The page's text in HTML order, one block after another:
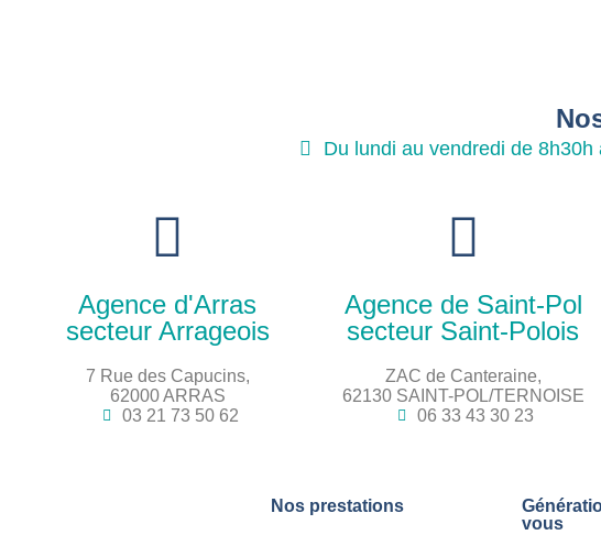
Du lundi au vendredi de 8h30h
Agence d'Arras
secteur Arrageois
7 Rue des Capucins,
62000 ARRAS
03 21 73 50 62
Agence de Saint-Pol
secteur Saint-Polois
ZAC de Canteraine,
62130 SAINT-POL/TERNOISE
06 33 43 30 23
Nos prestations
vous